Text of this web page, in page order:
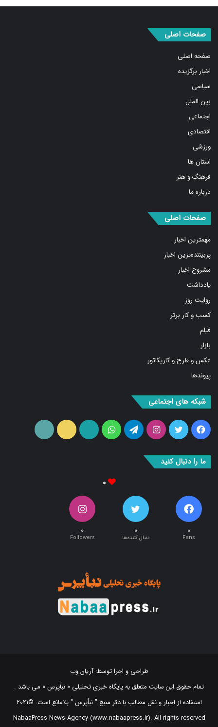
صفحه اصلی
اخبار برگزیده
سیاسی
بین الملل
اجتماعی
اقتصادی
ورزشی
استان ها
فرهنگ و هنر
درباره ما
مهمترین اخبار
پربیننده‌ترین اخبار
مشروح اخبار
یادداشت
روایت روز
کسب و کار برتر
فیلم
بازار
عکس و طرح و کاریکاتور
پیوندها
فیس
بوک
توییتراینستاگرامتلگرامواتس
آپ
آپارات ایتا
تمام حقوق این سایت متعلق به پایگاه خبری تحلیلی « نبأپرس » می باشد .
استفاده از اخبار و نقل مطالب با ذکر منبع "‌ نبأپرس " بلامانع است. ©2021
NabaaPress News Agency (www.nabaapress.ir). All rights reserved
طراحی و اجرا توسط آریان وب!